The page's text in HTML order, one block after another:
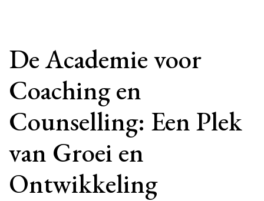
De Academie voor
Coaching en
Counselling: Een Plek
van Groei en
Ontwikkeling